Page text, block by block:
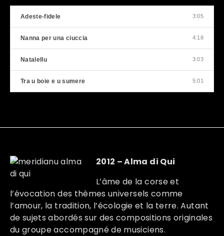
Adeste-fidele 3:05
Nanna per una ciuccia 4:18
Natalellu 3:03
Tra u boie e u sumere 5:01
2012 – Alma di Qui
L’âme de la corse et
l’évocation des thèmes universels comme
l’amour, la tradition, l’écologie et la terre. Autant
de sujets abordés sur des compositions originales
du groupe accompagné de musiciens.